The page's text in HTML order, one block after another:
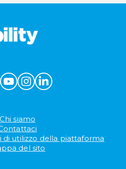
Chi siamo
di utilizzo della piattaforma
del sito